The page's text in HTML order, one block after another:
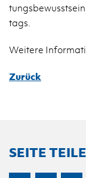
tags.
Wei­te­re
Zurück
SEITE